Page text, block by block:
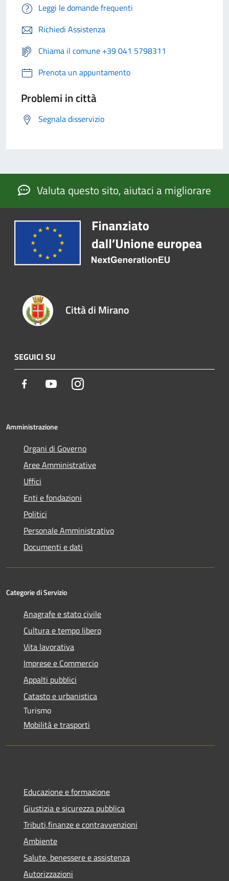
Leggi le domande frequenti
Richiedi Assistenza
Chiama il comune +39 041 5798311
Prenota un appuntamento
Problemi in città
Segnala disservizio
Valuta questo sito, aiutaci a migliorare
Città di Mirano
SEGUICI SU
Facebook YoutubeInstagram
Amministrazione
Organi di Governo
Aree Amministrative
Uffici
Enti e fondazioni
Politici
Personale Amministrativo
Documenti e dati
Categorie di Servizio
Anagrafe e stato civile
Cultura e tempo libero
Vita lavorativa
Imprese e Commercio
Appalti pubblici
Catasto e urbanistica
Turismo
Mobilità e trasporti
Educazione e formazione
Giustizia e sicurezza pubblica
Tributi,finanze e contravvenzioni
Ambiente
Salute, benessere e assistenza
Autorizzazioni